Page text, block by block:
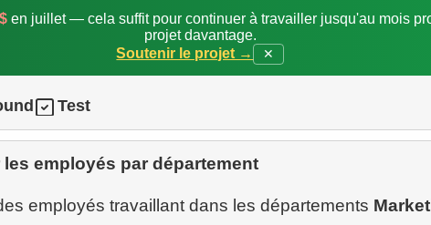
en juillet — cela suffit pour continuer à travailler jusqu'au mois
projet davantage.
Soutenir le projet →
✕
Test
les employés par département
employés travaillant dans les départements